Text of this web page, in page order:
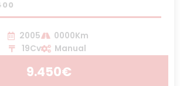
2005
0000Km
19Cv
Manual
9.450€